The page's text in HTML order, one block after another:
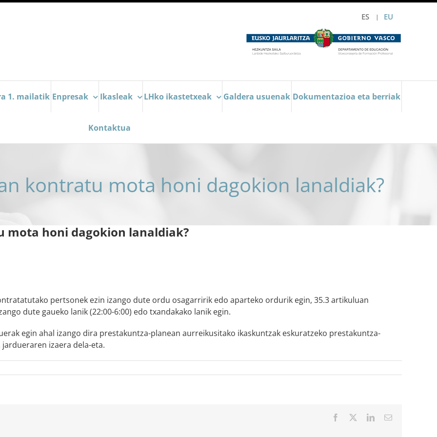
ES EU
1. mailatik Enpresak Ikasleak LHko ikastetxeak Galdera usuenak Dokumentazioa eta berriak
Kontaktua
kontratu mota honi dagokion lanaldiak?
mota honi dagokion lanaldiak?
pertsonek ezin izango dute ordu osagarririk edo aparteko ordurik egin, 35.3 artikuluan
dute gaueko lanik (22:00-6:00) edo txandakako lanik egin.
egin ahal izango dira prestakuntza-planean aurreikusitako ikaskuntzak eskuratzeko prestakuntza-
izaera dela-eta.
Facebook LinkedInEmail